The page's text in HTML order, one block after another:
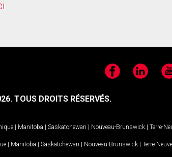
FacebookLinkedIn
TOUS DROITS RÉSERVÉS.
| Manitoba | Saskatchewan | Nouveau-Brunswick | Terre-
| Manitoba | Saskatchewan | Nouveau-Brunswick | Terre-